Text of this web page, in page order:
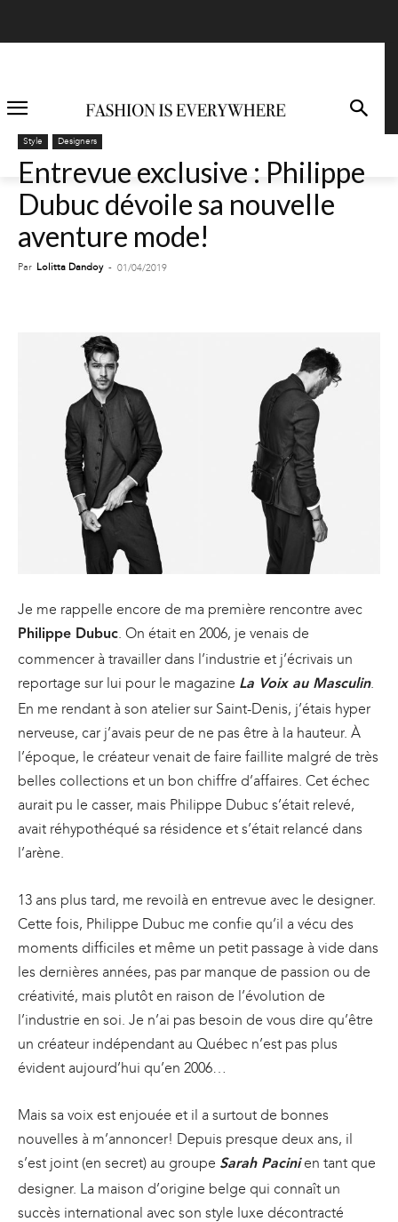
Style Designers
Entrevue exclusive : Philippe
Dubuc dévoile sa nouvelle
aventure mode!
Par Lolitta Dandoy - 01/04/2019
Je me rappelle encore de ma première rencontre avec
Philippe Dubuc . On était en 2006, je venais de
commencer à travailler dans l’industrie et j’écrivais un
reportage sur lui pour le magazine La Voix au Masculin.
En me rendant à son atelier sur Saint-Denis, j’étais hyper
nerveuse, car j’avais peur de ne pas être à la hauteur. À
l’époque, le créateur venait de faire faillite malgré de très
belles collections et un bon chiffre d’affaires. Cet échec
aurait pu le casser, mais Philippe Dubuc s’était relevé,
avait réhypothéqué sa résidence et s’était relancé dans
l’arène.
13 ans plus tard, me revoilà en entrevue avec le designer.
Cette fois, Philippe Dubuc me confie qu’il a vécu des
moments difficiles et même un petit passage à vide dans
les dernières années, pas par manque de passion ou de
créativité, mais plutôt en raison de l’évolution de
l’industrie en soi. Je n’ai pas besoin de vous dire qu’être
un créateur indépendant au Québec n’est pas plus
évident aujourd’hui qu’en 2006…
Mais sa voix est enjouée et il a surtout de bonnes
nouvelles à m’annoncer! Depuis presque deux ans, il
s’est joint (en secret) au groupe Sarah Pacinien tant que
designer. La maison d’origine belge qui connaît un
succès international avec son style luxe décontracté